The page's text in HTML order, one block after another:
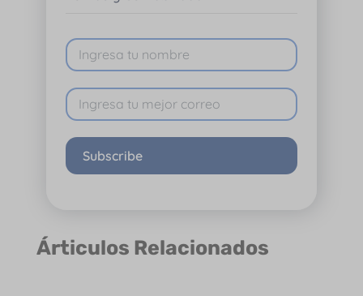
Subscribe
Árticulos Relacionados